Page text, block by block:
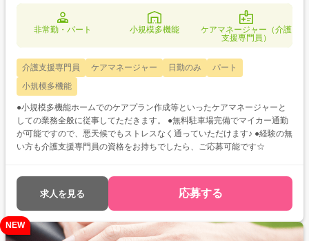
非常勤・パート 小規模多機能
ケアマネージャー（介護
支援専門員）
介護支援専門員 ケアマネージャー 日勤のみ
パート
小規模多機能
●小規模多機能ホームでのケアプラン作成等といったケアマネージャーと
しての業務全般に従事してただきます。 ●無料駐車場完備でマイカー通勤
が可能ですので、悪天候でもストレスなく通っていただけます♪ ●経験の無
い方も介護支援専門員の資格をお持ちでしたら、ご応募可能です☆
求人を見る 応募する
NEW